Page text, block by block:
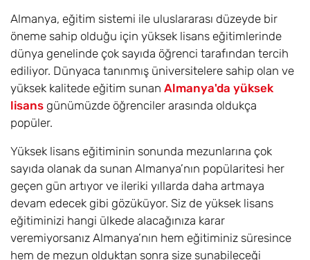
Almanya, eğitim sistemi ile uluslararası düzeyde bir
öneme sahip olduğu için yüksek lisans eğitimlerinde
dünya genelinde çok sayıda öğrenci tarafından tercih
ediliyor. Dünyaca tanınmış üniversitelere sahip olan ve
yüksek kalitede eğitim sunan Almanya'da yüksek
lisans günümüzde öğrenciler arasında oldukça
popüler.
Yüksek lisans eğitiminin sonunda mezunlarına çok
sayıda olanak da sunan Almanya’nın popülaritesi her
geçen gün artıyor ve ileriki yıllarda daha artmaya
devam edecek gibi gözüküyor. Siz de yüksek lisans
eğitiminizi hangi ülkede alacağınıza karar
veremiyorsanız Almanya’nın hem eğitiminiz süresince
hem de mezun olduktan sonra size sunabileceği